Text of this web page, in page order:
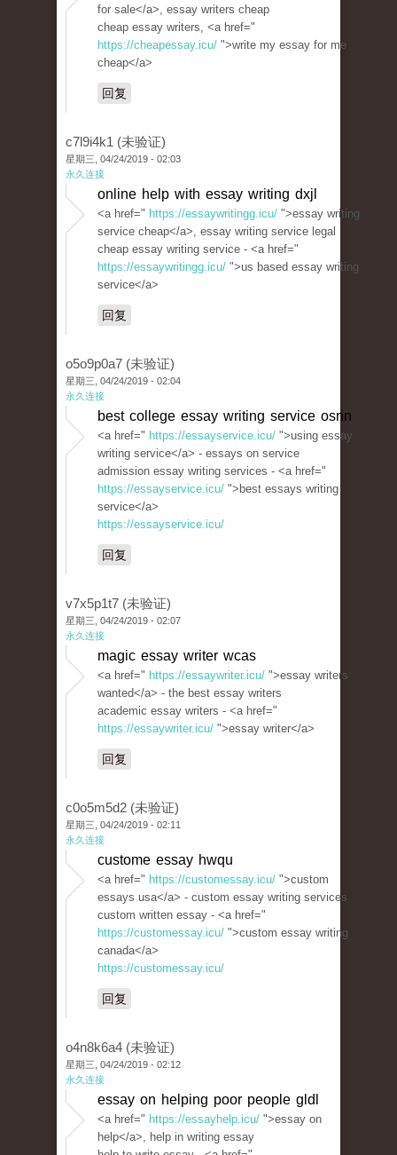
for sale</a>, essay writers cheap
cheap essay writers, <a href="
https://cheapessay.icu/ ">write my essay for me
cheap</a>
回复
c7l9i4k1 (未验证)
星期三, 04/24/2019 - 02:03
永久连接
online help with essay writing dxjl
<a href=" https://essaywritingg.icu/ ">essay writing
service cheap</a>, essay writing service legal
cheap essay writing service - <a href="
https://essaywritingg.icu/ ">us based essay writing
service</a>
回复
o5o9p0a7 (未验证)
星期三, 04/24/2019 - 02:04
永久连接
best college essay writing service osnn
<a href=" https://essayservice.icu/ ">using essay
writing service</a> - essays on service
admission essay writing services - <a href="
https://essayservice.icu/ ">best essays writing
service</a>
https://essayservice.icu/
回复
v7x5p1t7 (未验证)
星期三, 04/24/2019 - 02:07
永久连接
magic essay writer wcas
<a href=" https://essaywriter.icu/ ">essay writers
wanted</a> - the best essay writers
academic essay writers - <a href="
https://essaywriter.icu/ ">essay writer</a>
回复
c0o5m5d2 (未验证)
星期三, 04/24/2019 - 02:11
永久连接
custome essay hwqu
<a href=" https://customessay.icu/ ">custom
essays usa</a> - custom essay writing services
custom written essay - <a href="
https://customessay.icu/ ">custom essay writing
canada</a>
https://customessay.icu/
回复
o4n8k6a4 (未验证)
星期三, 04/24/2019 - 02:12
永久连接
essay on helping poor people gldl
<a href=" https://essayhelp.icu/ ">essay on
help</a>, help in writing essay